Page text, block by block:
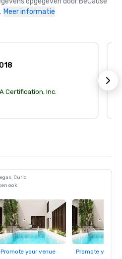
Meer informatie
Certification, Inc.
Curio
ook
Promote your venue Promote your